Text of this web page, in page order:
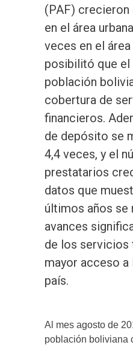
(PAF)
en el área
veces en el área
posibilitó que el
población
cobertura de
financieros.
de depósito se
4,4 veces, y el
prestatarios
datos que
últimos años se
avances
de los servicios
mayor acceso a
país.
Al mes agosto de
población boliviana